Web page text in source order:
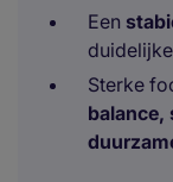
Een
Sterke
balance,